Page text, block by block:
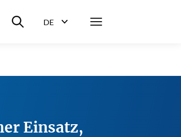
Suche ein-/ausblenden
DE
Menü
Einsatz,